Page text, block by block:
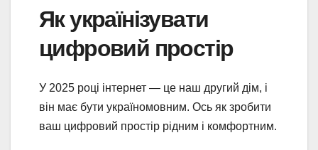
Як українізувати
цифровий простір
У 2025 році інтернет — це наш другий дім, і
він має бути україномовним. Ось як зробити
ваш цифровий простір рідним і комфортним.